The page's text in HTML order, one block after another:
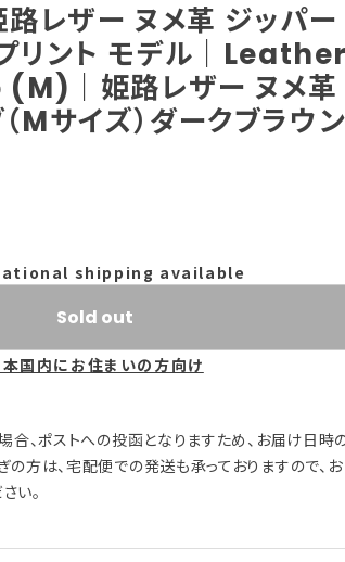
路レザー ヌメ革 ジッパー
リント モデル｜Leather
｜姫路レザー ヌメ革
Mサイズ）ダークブラウン
shipping available
Sold out
本国内にお住まいの方向け
合、ポストへの投函となりますため、お届け日時
の方は、宅配便での発送も承っておりますので、お
い。